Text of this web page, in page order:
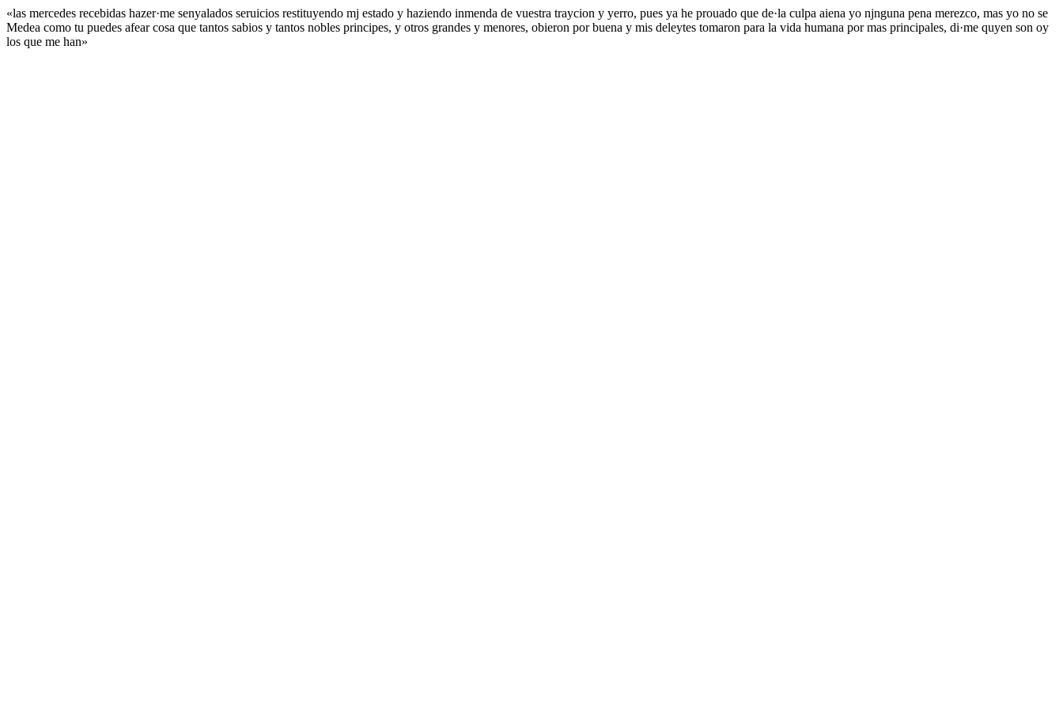
«las mercedes recebidas hazer·me senyalados seruicios restituyendo mj estado y haziendo inmenda de vuestra traycion y yerro, pues ya he prouado que de·la culpa aiena yo njnguna pena merezco, mas yo no se
Medea como tu puedes afear cosa que tantos sabios y tantos nobles principes, y otros grandes y menores, obieron por buena y mis deleytes tomaron para la vida humana por mas principales, di·me quyen son oy
los que me han»